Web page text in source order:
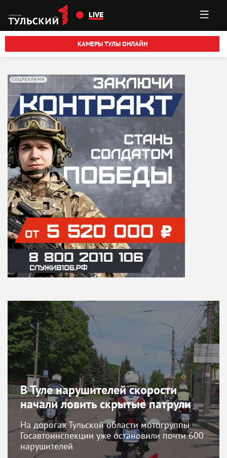
Перейти к основному содержанию
LIVE
КАМЕРЫ ТУЛЫ ОНЛАЙН
СОЦРЕКЛАМА
В Туле нарушителей скорости
начали ловить скрытые патрули
На дорогах Тульской области мотогруппы
Госавтоинспекции уже остановили почти 600
нарушителей